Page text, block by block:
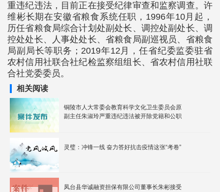
重违纪违法，目前正在接受纪律审查和监察调查。许
维彬长期在安徽省粮食系统任职，1996年10月起，
历任省粮食局综合计划处副处长、调控处副处长、调
控处处长、人事处处长、省粮食局副巡视员、省粮食
局副局长等职务；2019年12月，任省纪委监委驻省
农村信用社联合社纪检监察组组长、省农村信用社联
合社党委委员。
相关阅读
铜陵市人大常委会教育科学文化卫生委员会原
副主任朱淑玲严重违纪违法被开除党籍和公职
灵璧：冲锋一线 奋力答好抗击疫情这张“考卷”
凤台县华诚融资担保有限公司董事长朱彬接受